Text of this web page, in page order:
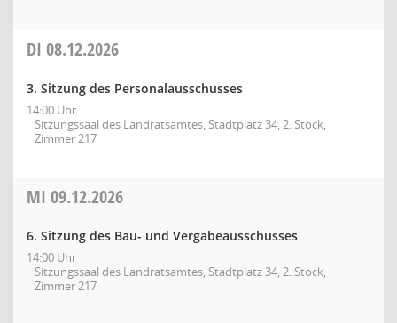
DI 08.12.2026
3. Sitzung des Personalausschusses
14:00 Uhr
Sitzungssaal des Landratsamtes, Stadtplatz 34, 2. Stock,
Zimmer 217
MI 09.12.2026
6. Sitzung des Bau- und Vergabeausschusses
14:00 Uhr
Sitzungssaal des Landratsamtes, Stadtplatz 34, 2. Stock,
Zimmer 217